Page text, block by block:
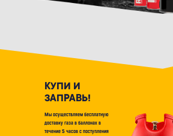
КУПИ И
ЗАПРАВЬ!
Мы осуществляем бесплатную
доставку газа в баллонах в
течение 5 часов с поступления